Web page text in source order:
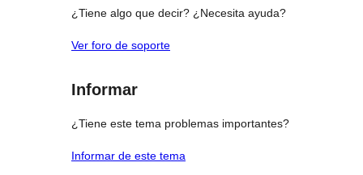
¿Tiene algo que decir? ¿Necesita ayuda?
Ver foro de soporte
Informar
¿Tiene este tema problemas importantes?
Informar de este tema